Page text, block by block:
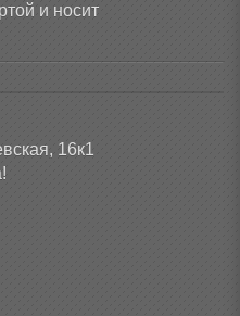
и носит
16к1